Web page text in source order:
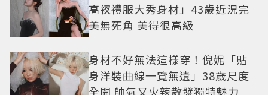
高衩禮服大秀身材」43歲近況完
美無死角 美得很高級
身材不好無法這樣穿！倪妮「貼
身洋裝曲線一覽無遺」38歲尺度
全開 帥氣又火辣散發獨特魅力